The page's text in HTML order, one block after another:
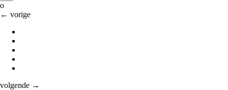
o
← vorige
volgende →